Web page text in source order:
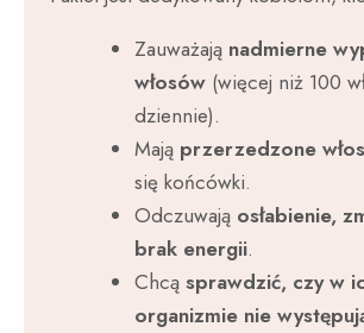
Zauważają nadmierne
włosów (więcej niż 100
dziennie).
Mają przerzedzone
się końcówki.
Odczuwają osłabienie,
brak energii.
Chcą sprawdzić, czy w
organizmie nie